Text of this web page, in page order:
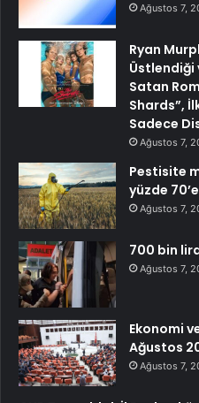
Ağustos 7,
Ryan
Üstlendiği
Satan
Shards”,
Sadece
Ağustos 7,
Pestisite
yüzde
Ağustos 7,
700 bin
Ağustos 7,
Ekonomi
Ağustos
Ağustos 7,